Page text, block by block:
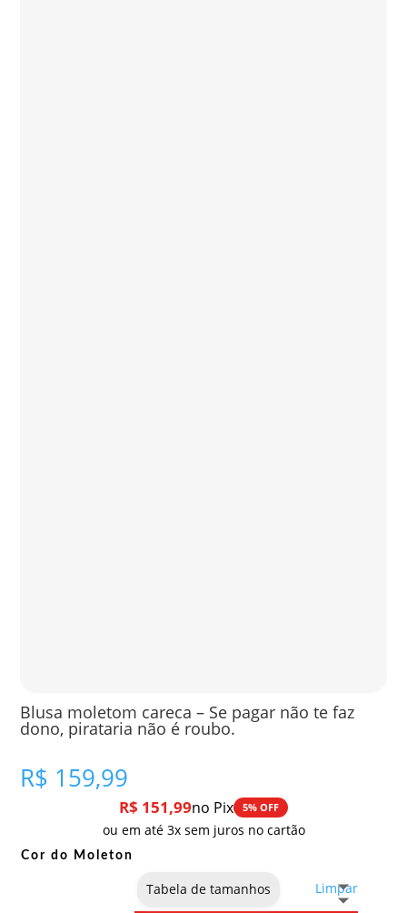
Blusa moletom careca – Se pagar não te faz
dono, pirataria não é roubo.
R$ 159,99
R$ 151,99no Pix 5% OFF
ou em até 3x sem juros no cartão
Cor do Moleton
Limpar
Tabela de tamanhos